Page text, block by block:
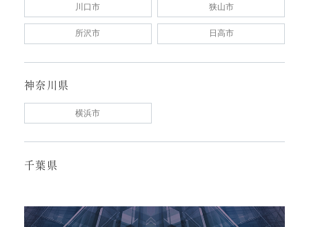
川口市 狭山市
所沢市 日高市
神奈川県
横浜市
千葉県